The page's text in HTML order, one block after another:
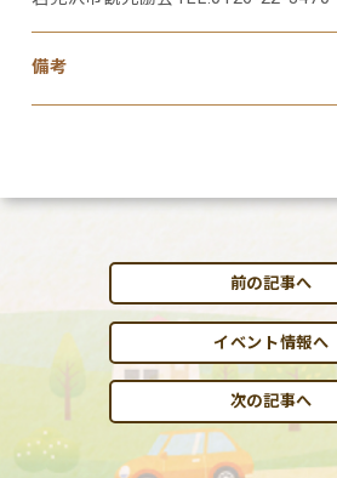
備考
前の記事へ
イベント情報へ
次の記事へ